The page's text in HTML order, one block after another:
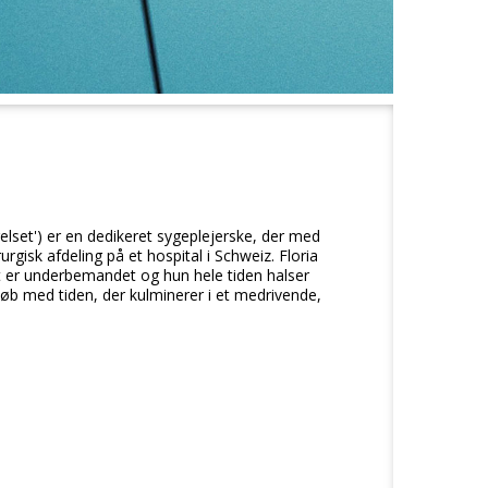
er en dedikeret sygeplejerske, der med
afdeling på et hospital i Schweiz. Floria
underbemandet og hun hele tiden halser
med tiden, der kulminerer i et medrivende,